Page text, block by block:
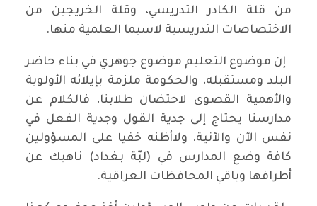
من قلة الكادر التدريسي، وقلة الخريجين من
الاختصاصات التدريسية لاسيما العلمية منها.
إن موضوع التعليم موضوع جوهري في بناء حاضر
البلد ومستقبله، والحكومة ملزمة بإيلائه الأولوية
والأهمية القصوى لاحتضان طلابنا، فالكلام عن
مدارسنا يحتاج إلى جدية القول وجدية الفعل في
نفس الآن والآنية. ولاأظنه خفيا على المسؤولين
كافة وضع المدارس في (لبّة بغداد) ناهيك عن
أطرافها وباقي المحافظات العراقية.